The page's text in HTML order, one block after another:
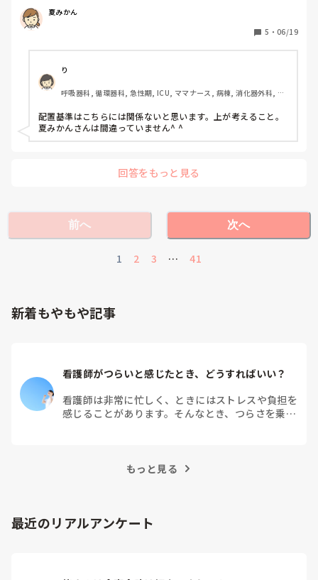
のですが…。
介護スタッフを下に見ているような上から目線な内容に聞こ
えて、気分を害してしまったらすみません。介護スタッフの
は下に見ていません。
可能なら6月末で辞めようと思っていたのですが、規則に基
づき1ヶ月後の7月末でと伝えたのですが、そんなこと言われ
るならもっと早い時期交渉をすれば良かったのかなと思って
しまいました。
夏みかん
5 ・ 06/19
り
呼吸器科, 循環器科, 急性期, ICU, ママナース, 病棟, 消化器外科, 一
配置基準はこちらには関係ないと思います。上が考えること。
夏みかんさんは間違っていません^ ^
回答をもっと見る
前へ
1 2 3 … 41
次へ
新着もやもや記事
看護師がつらいと感じたとき、どうすればいい？
看護師は非常に忙しく、ときにはストレスや負担を
感じることがあります。そんなとき、つらさを乗り
もっと見る
最近のリアルアンケート